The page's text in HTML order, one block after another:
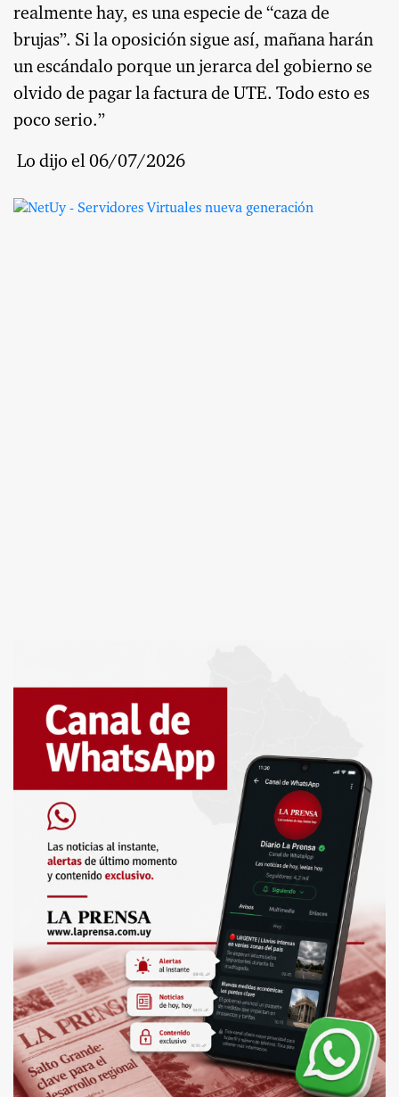
realmente hay, es una especie de “caza de
brujas”. Si la oposición sigue así, mañana harán
un escándalo porque un jerarca del gobierno se
olvido de pagar la factura de UTE. Todo esto es
poco serio.”
Lo dijo el 06/07/2026